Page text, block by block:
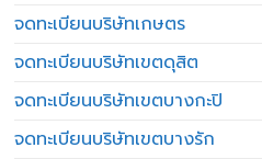
จดทะเบียนบริษัทเกษตร
จดทะเบียนบริษัทเขตดุสิต
จดทะเบียนบริษัทเขตบางกะปิ
จดทะเบียนบริษัทเขตบางรัก